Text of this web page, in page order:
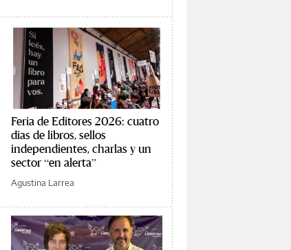
Feria de Editores 2026: cuatro
días de libros, sellos
independientes, charlas y un
sector “en alerta”
Agustina Larrea